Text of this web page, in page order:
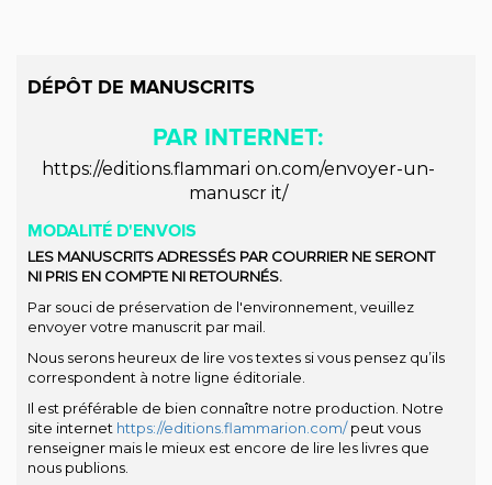
DÉPÔT DE MANUSCRITS
PAR INTERNET:
https://editions.flammari on.com/envoyer-un-
manuscr it/
MODALITÉ D'ENVOIS
LES MANUSCRITS ADRESSÉS PAR COURRIER NE SERONT
NI PRIS EN COMPTE NI RETOURNÉS.
Par souci de préservation de l'environnement, veuillez
envoyer votre manuscrit par mail.
Nous serons heureux de lire vos textes si vous pensez qu’ils
correspondent à notre ligne éditoriale.
Il est préférable de bien connaître notre production. Notre
site internet https://editions.flammarion.com/peut vous
renseigner mais le mieux est encore de lire les livres que
nous publions.